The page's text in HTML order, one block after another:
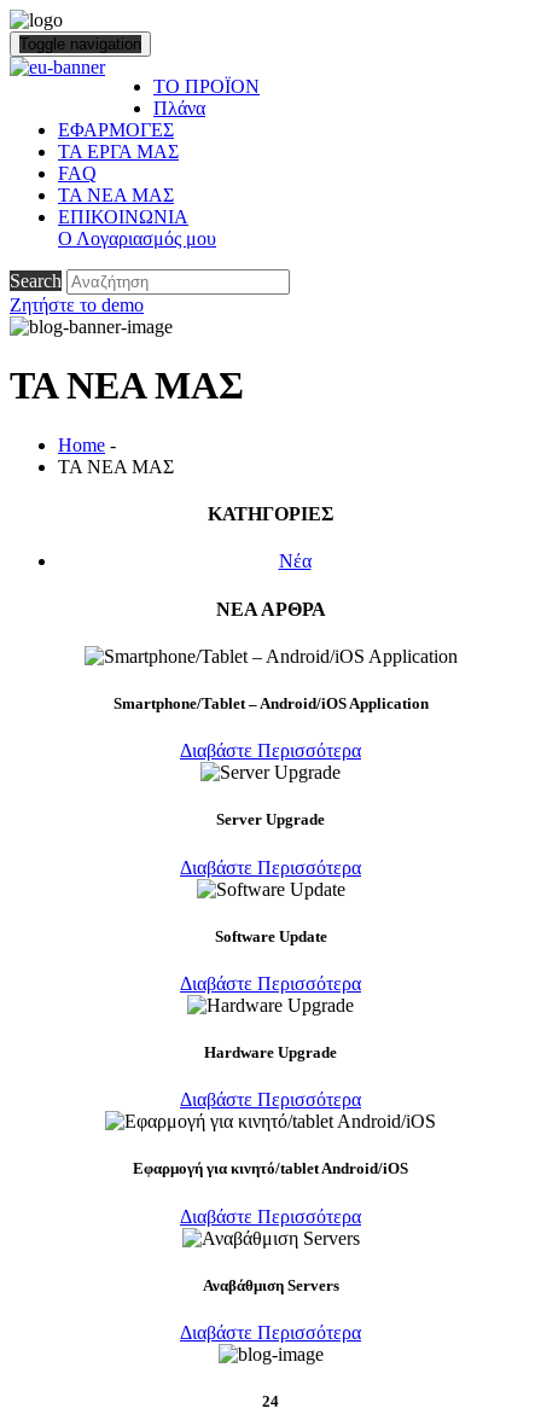
Toggle navigation
ΤΟ ΠΡΟΪΟΝ
Πλάνα
ΕΦΑΡΜΟΓΕΣ
ΤΑ ΕΡΓΑ ΜΑΣ
FAQ
ΤΑ ΝΕΑ ΜΑΣ
ΕΠΙΚΟΙΝΩΝΙΑ
Ο Λογαριασμός μου
Search
Ζητήστε το demo
ΤΑ ΝΕΑ ΜΑΣ
Home -
ΤΑ ΝΕΑ ΜΑΣ
ΚΑΤΗΓΟΡΙΕΣ
Νέα
ΝΕΑ ΑΡΘΡΑ
Smartphone/Tablet – Android/iOS Application
Διαβάστε Περισσότερα
Server Upgrade
Διαβάστε Περισσότερα
Software Update
Διαβάστε Περισσότερα
Hardware Upgrade
Διαβάστε Περισσότερα
Eφαρμογή για κινητό/tablet Android/iOS
Διαβάστε Περισσότερα
Αναβάθμιση Servers
Διαβάστε Περισσότερα
24